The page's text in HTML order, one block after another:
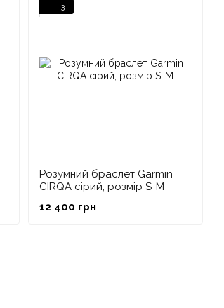
3
Розумний браслет Garmin
CIRQA сірий, розмір S-M
12 400 грн